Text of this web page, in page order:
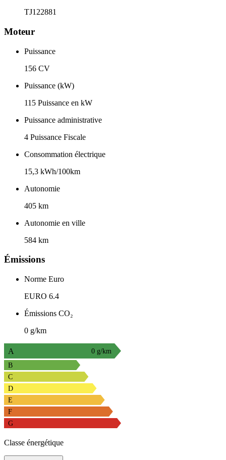
TJ122881
Moteur
Puissance
156 CV
Puissance (kW)
115 Puissance en kW
Puissance administrative
4 Puissance Fiscale
Consommation électrique
15,3 kWh/100km
Autonomie
405 km
Autonomie en ville
584 km
Émissions
Norme Euro
EURO 6.4
Émissions CO₂
0 g/km
A
0 g/km
B
C
D
E
F
G
Classe énergétique